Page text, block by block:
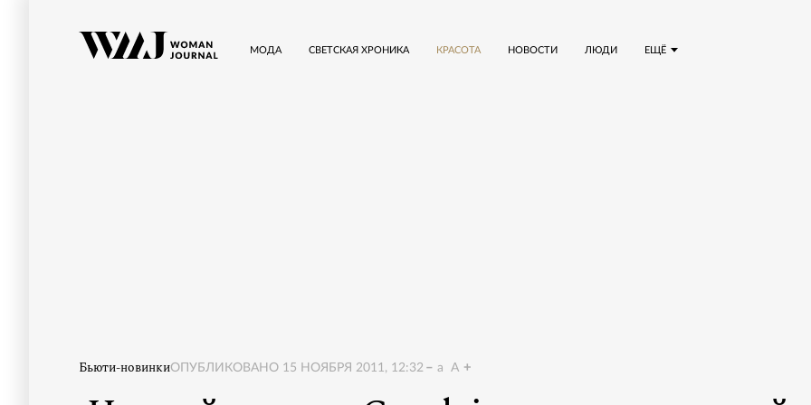
ЕЩЁ
МОДА СВЕТСКАЯ ХРОНИКА КРАСОТА НОВОСТИ ЛЮДИ
Бьюти-новинкиОПУБЛИКОВАНО 15 НОЯБРЯ 2011, 12:32 a A